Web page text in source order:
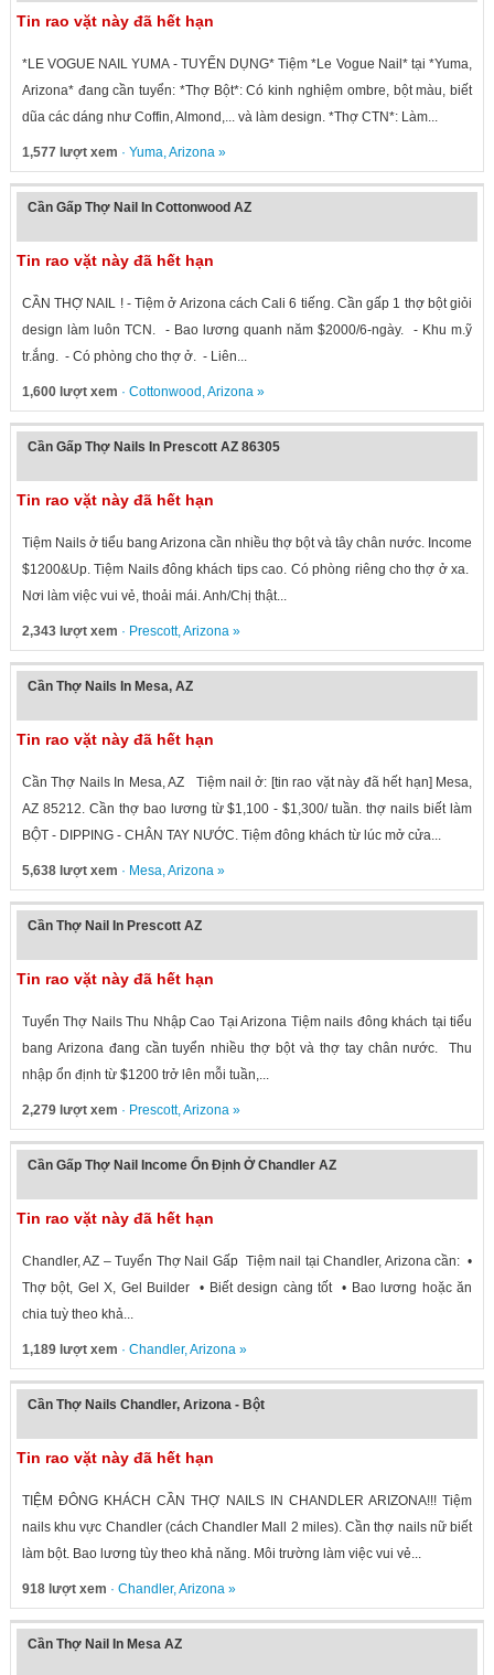
Tin rao vặt này đã hết hạn
*LE VOGUE NAIL YUMA - TUYỂN DỤNG* Tiệm *Le Vogue Nail* tại *Yuma,
Arizona* đang cần tuyển: *Thợ Bột*: Có kinh nghiệm ombre, bột màu, biết
dũa các dáng như Coffin, Almond,... và làm design. *Thợ CTN*: Làm...
1,577 lượt xem · Yuma,Arizona»
Cần Gấp Thợ Nail In Cottonwood AZ
Tin rao vặt này đã hết hạn
CẦN THỢ NAIL ! - Tiệm ở Arizona cách Cali 6 tiếng. Cần gấp 1 thợ bột giỏi
design làm luôn TCN. - Bao lương quanh năm $2000/6-ngày. - Khu m.ỹ
tr.ắng. - Có phòng cho thợ ở. - Liên...
1,600 lượt xem · Cottonwood ,Arizona»
Cần Gấp Thợ Nails In Prescott AZ 86305
Tin rao vặt này đã hết hạn
Tiệm Nails ở tiểu bang Arizona cần nhiều thợ bột và tây chân nước. Income
$1200&Up. Tiệm Nails đông khách tips cao. Có phòng riêng cho thợ ở xa.
Nơi làm việc vui vẻ, thoải mái. Anh/Chị thật...
2,343 lượt xem · Prescott,Arizona»
Cần Thợ Nails In Mesa, AZ
Tin rao vặt này đã hết hạn
Cần Thợ Nails In Mesa, AZ Tiệm nail ở: [tin rao vặt này đã hết hạn] Mesa,
AZ 85212. Cần thợ bao lương từ $1,100 - $1,300/ tuần. thợ nails biết làm
BỘT - DIPPING - CHÂN TAY NƯỚC. Tiệm đông khách từ lúc mở cửa...
5,638 lượt xem · Mesa,Arizona»
Cần Thợ Nail In Prescott AZ
Tin rao vặt này đã hết hạn
Tuyển Thợ Nails Thu Nhập Cao Tại Arizona Tiệm nails đông khách tại tiểu
bang Arizona đang cần tuyển nhiều thợ bột và thợ tay chân nước. Thu
nhập ổn định từ $1200 trở lên mỗi tuần,...
2,279 lượt xem · Prescott,Arizona»
Cần Gấp Thợ Nail Income Ổn Định Ở Chandler AZ
Tin rao vặt này đã hết hạn
Chandler, AZ – Tuyển Thợ Nail Gấp Tiệm nail tại Chandler, Arizona cần: •
Thợ bột, Gel X, Gel Builder • Biết design càng tốt • Bao lương hoặc ăn
chia tuỳ theo khả...
1,189 lượt xem · Chandler,Arizona»
Cần Thợ Nails Chandler, Arizona - Bột
Tin rao vặt này đã hết hạn
TIỆM ĐÔNG KHÁCH CẦN THỢ NAILS IN CHANDLER ARIZONA!!! Tiệm
nails khu vực Chandler (cách Chandler Mall 2 miles). Cần thợ nails nữ biết
làm bột. Bao lương tùy theo khả năng. Môi trường làm việc vui vẻ...
918 lượt xem · Chandler,Arizona»
Cần Thợ Nail In Mesa AZ